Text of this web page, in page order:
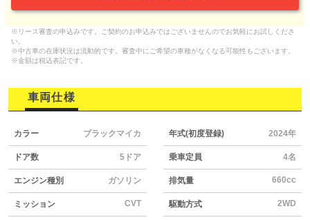
※リース審査の申込みです。ご契約のお申込みではございませんのでお気軽にお試しくださ
い。
※中古車の在庫状況は流動的です。審査中にご希望の車種がなくなる可能性もございます。
※金額は税込表記です。
車両仕様
カラー ブラックマイカ 年式(初度登録) 2024年
ドア数 5ドア 乗車定員 4名
エンジン種別 ガソリン 排気量 660cc
ミッション CVT 駆動方式 2WD